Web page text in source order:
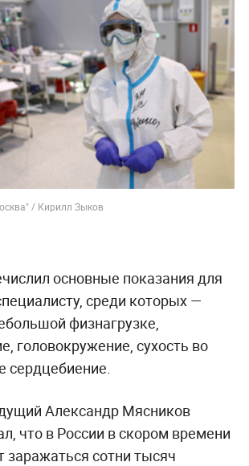
/ Кирилл Зыков
основные показания для
среди которых —
физнагрузке,
головокружение, сухость во
сердцебиение.
Александр Мясников
что в России в скором времени
заражаться сотни тысяч